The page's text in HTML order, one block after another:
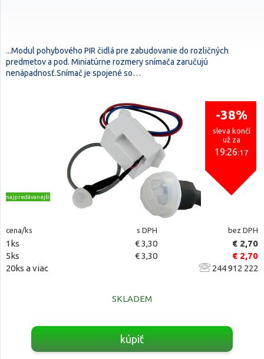
...Modul pohybového PIR čidlá pre zabudovanie do rozličných
predmetov a pod. Miniatúrne rozmery snímača zaručujú
nenápadnosť.Snímač je spojené so…
-38%
sleva končí
už za
19:26:16
najpredávanejšie
cena/ks s DPH bez DPH
1ks € 3,30
€ 2,70
5ks
€ 3,30
€ 2,70
20ks a viac
244 912 222
SKLADEM
kúpiť